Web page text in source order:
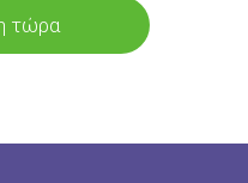
τώρα